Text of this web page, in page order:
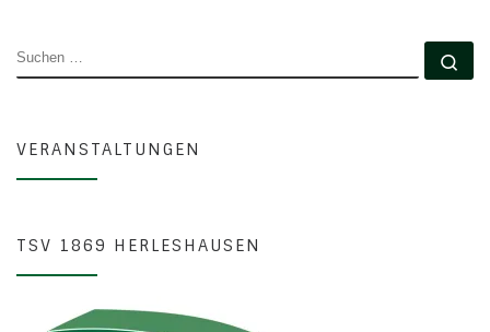
SUCHE
VERANSTALTUNGEN
TSV 1869 HERLESHAUSEN